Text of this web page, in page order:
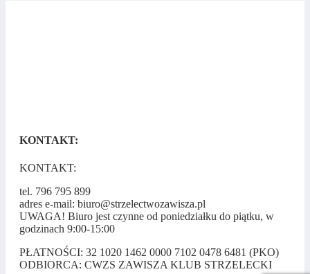
KONTAKT:
KONTAKT:
tel. 796 795 899
adres e-mail: biuro@strzelectwozawisza.pl
UWAGA! Biuro jest czynne od poniedziałku do piątku, w
godzinach 9:00-15:00
PŁATNOŚCI: 32 1020 1462 0000 7102 0478 6481 (PKO)
ODBIORCA: CWZS ZAWISZA KLUB STRZELECKI